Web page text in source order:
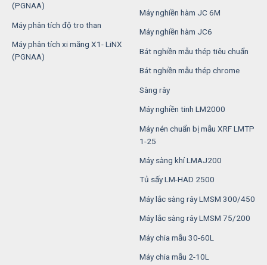
(PGNAA)
Máy phân tích độ tro than
Máy phân tích xi măng X1- LiNX
(PGNAA)
Máy nghiền hàm JC 6M
Máy nghiền hàm JC6
Bát nghiền mẫu thép tiêu chuẩn
Bát nghiền mẫu thép chrome
Sàng rây
Máy nghiền tinh LM2000
Máy nén chuẩn bị mẫu XRF LMTP
1-25
Máy sàng khí LMAJ200
Tủ sấy LM-HAD 2500
Máy lắc sàng rây LMSM 300/450
Máy lắc sàng rây LMSM 75/200
Máy chia mẫu 30-60L
Máy chia mẫu 2-10L